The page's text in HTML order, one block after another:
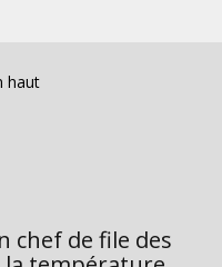
haut
chef de file des